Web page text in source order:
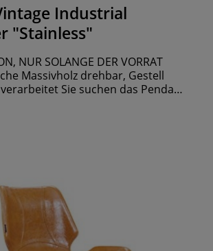
Industrial
"Stainless"
NUR SOLANGE DER VORRAT
Massivholz drehbar, Gestell
suchen das Pendant
Bar? Der Barhocker “Stainless”
Look. Der Hocker mit Stahl-
als auch vom Sitzkomfort
Hocker auf ganzer Linie. Ein
Argument ist sein fairer Preis, zu
für begrenzte Zeit, fertig